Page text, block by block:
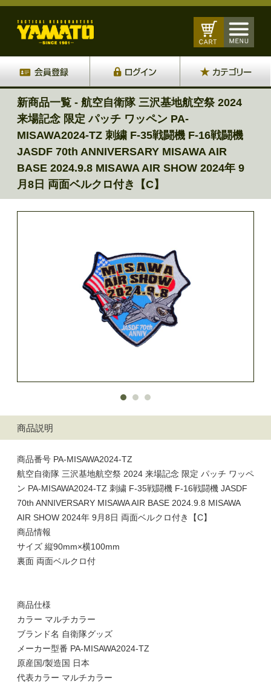
新商品一覧 - 航空自衛隊 三沢基地航空祭 2024
来場記念 限定 パッチ ワッペン PA-
MISAWA2024-TZ 刺繍 F-35戦闘機 F-16戦闘機
JASDF 70th ANNIVERSARY MISAWA AIR
BASE 2024.9.8 MISAWA AIR SHOW 2024年 9
月8日 両面ベルクロ付き【C】
商品説明
商品番号 PA-MISAWA2024-TZ
航空自衛隊 三沢基地航空祭 2024 来場記念 限定 パッチ ワッペ
ン PA-MISAWA2024-TZ 刺繍 F-35戦闘機 F-16戦闘機 JASDF
70th ANNIVERSARY MISAWA AIR BASE 2024.9.8 MISAWA
AIR SHOW 2024年 9月8日 両面ベルクロ付き【C】
商品情報
サイズ 縦90mm×横100mm
裏面 両面ベルクロ付
商品仕様
カラー マルチカラー
ブランド名 自衛隊グッズ
メーカー型番 PA-MISAWA2024-TZ
原産国/製造国 日本
代表カラー マルチカラー